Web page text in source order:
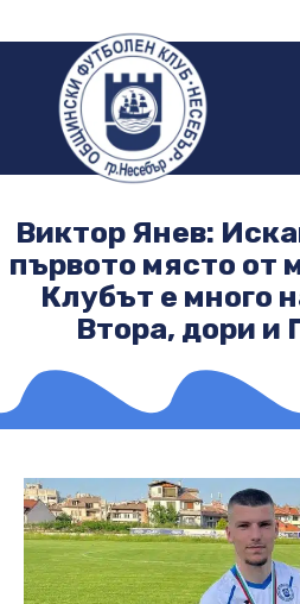
Виктор Янев:
първото място от
Клубът е много
Втора, дори и